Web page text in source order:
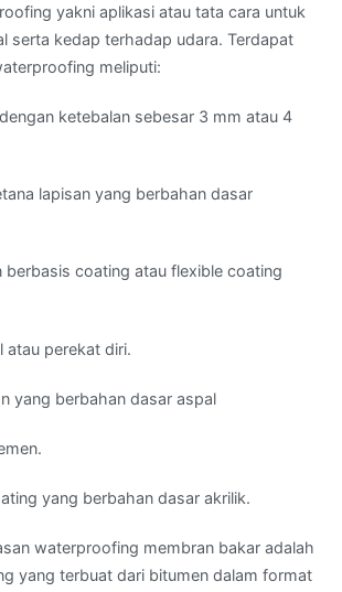
yakni aplikasi atau tata cara untuk
serta kedap terhadap udara. Terdapat
meliputi:
ketebalan sebesar 3 mm atau 4
lapisan yang berbahan dasar
berbasis coating atau flexible coating
atau perekat diri.
yang berbahan dasar aspal
yang berbahan dasar akrilik.
waterproofing membran bakar adalah
yang terbuat dari bitumen dalam format